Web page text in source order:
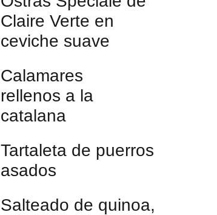
Claire Verte en
ceviche suave
Calamares
rellenos a la
catalana
Tartaleta de puerros
asados
Salteado de quinoa,